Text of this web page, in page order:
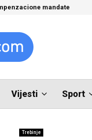
mandate
Vijesti Sport
Trebinje